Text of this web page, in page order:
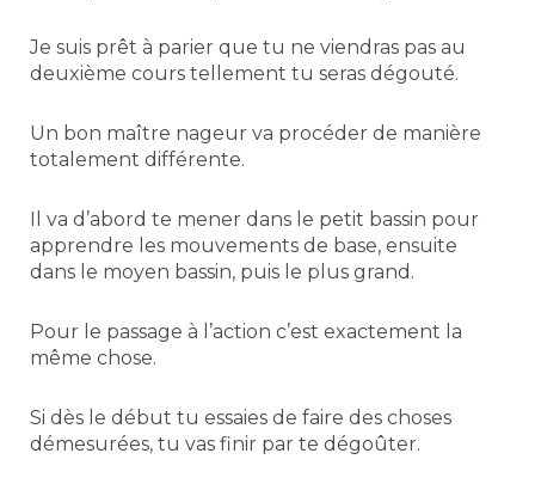
Je suis prêt à parier que tu ne viendras pas au
deuxième cours tellement tu seras dégouté.
Un bon maître nageur va procéder de manière
totalement différente.
Il va d’abord te mener dans le petit bassin pour
apprendre les mouvements de base, ensuite
dans le moyen bassin, puis le plus grand.
Pour le passage à l’action c’est exactement la
même chose.
Si dès le début tu essaies de faire des choses
démesurées, tu vas finir par te dégoûter.